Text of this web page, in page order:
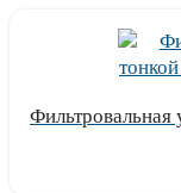
Фильтровальная